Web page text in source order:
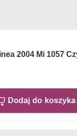
2004 Mi 1057
Dodaj do koszyka